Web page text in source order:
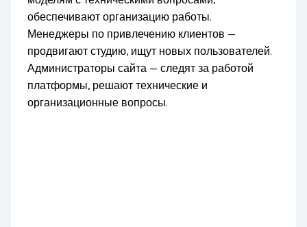
обеспечивают организацию работы.
Менеджеры по привлечению клиентов —
продвигают студию, ищут новых пользователей.
Администраторы сайта — следят за работой
платформы, решают технические и
организационные вопросы.